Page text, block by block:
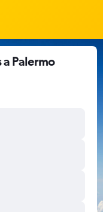
Palermo